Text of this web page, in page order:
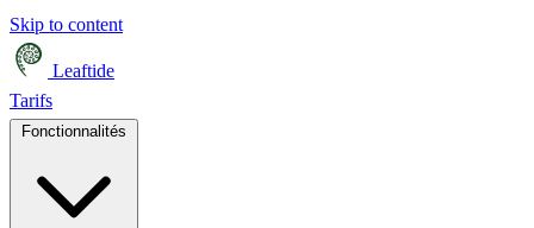
Skip to content
Leaftide
Tarifs